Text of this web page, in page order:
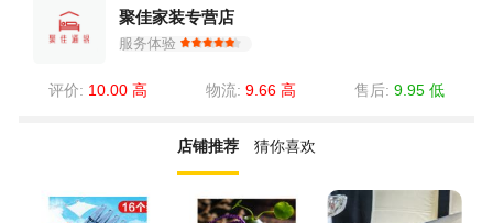
聚佳家装专营店
服务体验
评价: 10.00 高 物流: 9.66 高 售后:9.95 低
店铺推荐 猜你喜欢